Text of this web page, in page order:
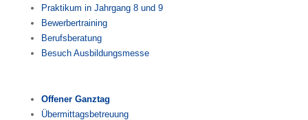
Praktikum in Jahrgang 8 und 9
Bewerbertraining
Berufsberatung
Besuch Ausbildungsmesse
Offener Ganztag
Übermittagsbetreuung